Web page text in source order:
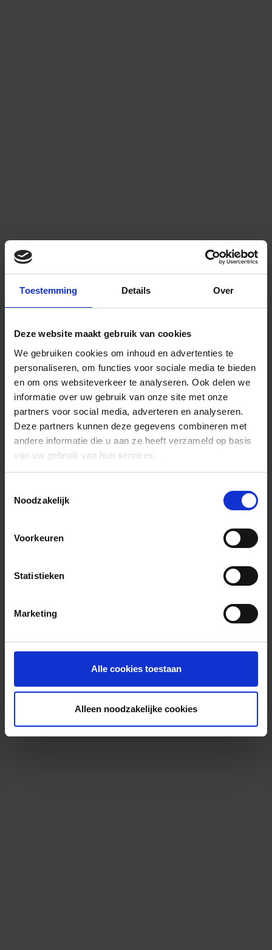
Toestemming Details Over
Deze website maakt gebruik van cookies
We gebruiken cookies om inhoud en advertenties te
personaliseren, om functies voor sociale media te bieden
en om ons websiteverkeer te analyseren. Ook delen we
informatie over uw gebruik van onze site met onze
partners voor social media, adverteren en analyseren.
Deze partners kunnen deze gegevens combineren met
andere informatie die u aan ze heeft verzameld op basis
van uw gebruik van hun services.
Noodzakelijk
Voorkeuren
Statistieken
Marketing
Alle cookies toestaan
Alleen noodzakelijke cookies